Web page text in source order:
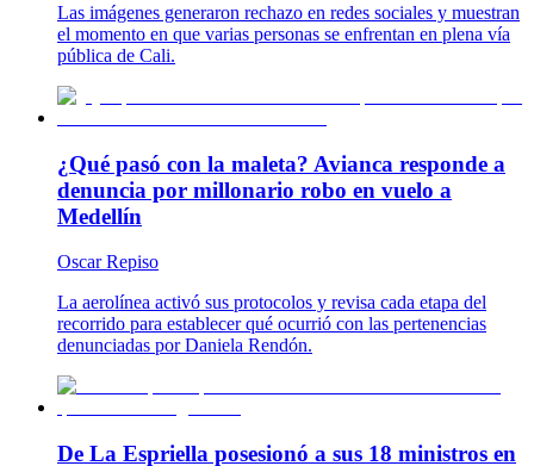
Las imágenes generaron rechazo en redes sociales y muestran
el momento en que varias personas se enfrentan en plena vía
pública de Cali.
¿Qué pasó con la maleta? Avianca responde a
denuncia por millonario robo en vuelo a
Medellín
Oscar Repiso
La aerolínea activó sus protocolos y revisa cada etapa del
recorrido para establecer qué ocurrió con las pertenencias
denunciadas por Daniela Rendón.
De La Espriella posesionó a sus 18 ministros en